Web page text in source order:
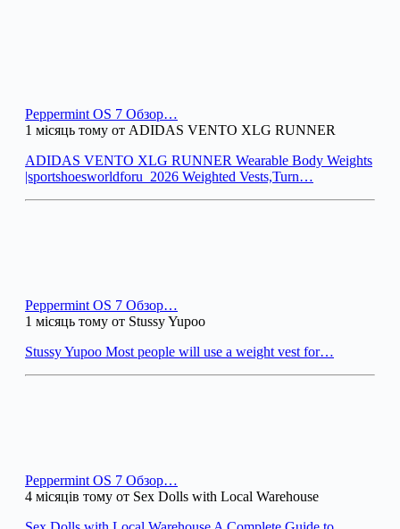
Peppermint OS 7 Обзор…
1 місяць тому от ADIDAS VENTO XLG RUNNER
ADIDAS VENTO XLG RUNNER Wearable Body Weights
|sportshoesworldforu_2026 Weighted Vests,Turn…
Peppermint OS 7 Обзор…
1 місяць тому от Stussy Yupoo
Stussy Yupoo Most people will use a weight vest for…
Peppermint OS 7 Обзор…
4 місяців тому от Sex Dolls with Local Warehouse